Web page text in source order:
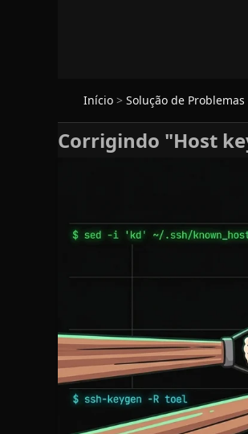
Início > Solução de Problemas
Corrigindo "Host